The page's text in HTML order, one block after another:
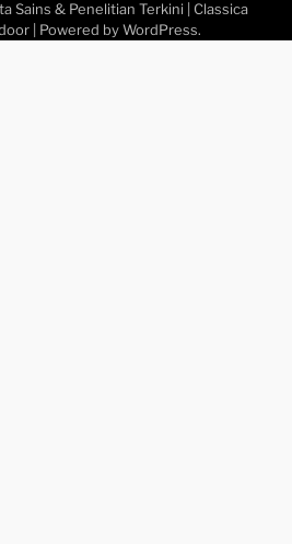
Sains & Penelitian Terkini | Classica
| Powered by WordPress.